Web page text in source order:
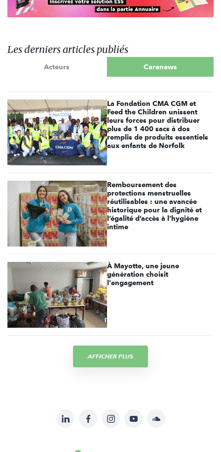
Les derniers articles publiés
Acteurs Carenews
La Fondation CMA CGM et
Feed the Children unissent
leurs forces pour distribuer
plus de 1 400 sacs à dos
remplis de produits essentiels
aux enfants de Norfolk
Remboursement des
protections menstruelles
réutilisables : une avancée
historique pour la dignité et
l’égalité d’accès à l’hygiène
intime
À Mayotte, une jeune
génération choisit
l'engagement
AFFICHER PLUS
LinkedInFacebookInstagramYouTubeSoundcloud